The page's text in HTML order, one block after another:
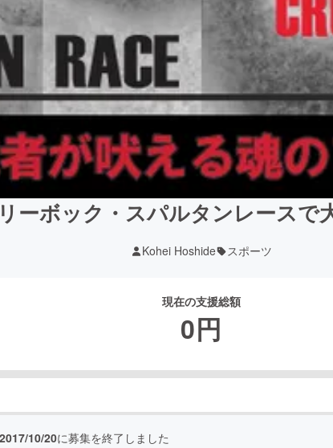
リーボック・スパルタンレースで
Kohei Hoshide スポーツ
現在の支援総額
0円
2017/10/20に募集を終了しました